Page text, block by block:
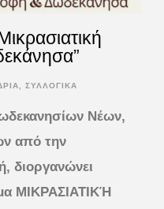
ΣΥΛΛΟΓΙΚΑ
Νέων,
από την
διοργανώνει
ΜΙΚΡΑΣΙΑΤΙΚΉ